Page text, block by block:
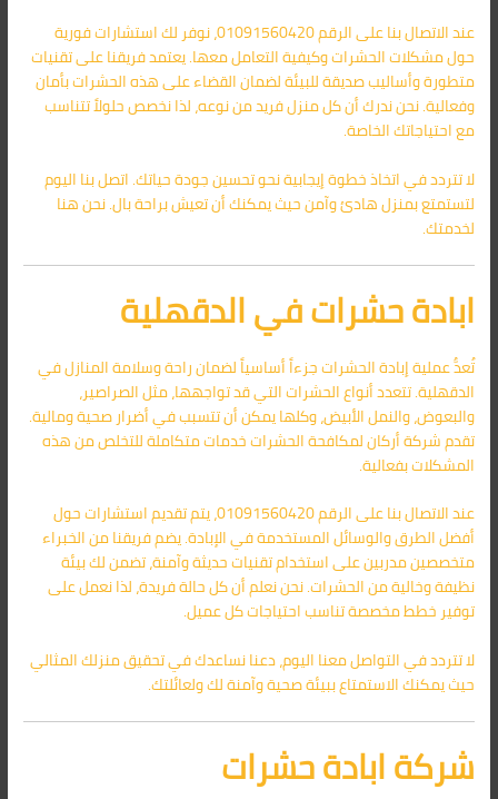
عند الاتصال بنا على الرقم 01091560420، نوفر لك استشارات فورية
حول مشكلات الحشرات وكيفية التعامل معها. يعتمد فريقنا على تقنيات
متطورة وأساليب صديقة للبيئة لضمان القضاء على هذه الحشرات بأمان
وفعالية. نحن ندرك أن كل منزل فريد من نوعه، لذا نخصص حلولاً تتناسب
مع احتياجاتك الخاصة.
لا تتردد في اتخاذ خطوة إيجابية نحو تحسين جودة حياتك. اتصل بنا اليوم
لتستمتع بمنزل هادئ وآمن حيث يمكنك أن تعيش براحة بال. نحن هنا
لخدمتك.
ابادة حشرات في الدقهلية
تُعدُّ عملية إبادة الحشرات جزءاً أساسياً لضمان راحة وسلامة المنازل في
الدقهلية. تتعدد أنواع الحشرات التي قد تواجهها، مثل الصراصير،
والبعوض، والنمل الأبيض، وكلها يمكن أن تتسبب في أضرار صحية ومالية.
تقدم شركة أركان لمكافحة الحشرات خدمات متكاملة للتخلص من هذه
المشكلات بفعالية.
عند الاتصال بنا على الرقم 01091560420، يتم تقديم استشارات حول
أفضل الطرق والوسائل المستخدمة في الإبادة. يضم فريقنا من الخبراء
متخصصين مدربين على استخدام تقنيات حديثة وآمنة، تضمن لك بيئة
نظيفة وخالية من الحشرات. نحن نعلم أن كل حالة فريدة، لذا نعمل على
توفير خطط مخصصة تناسب احتياجات كل عميل.
لا تتردد في التواصل معنا اليوم، دعنا نساعدك في تحقيق منزلك المثالي
حيث يمكنك الاستمتاع ببيئة صحية وآمنة لك ولعائلتك.
شركة ابادة حشرات